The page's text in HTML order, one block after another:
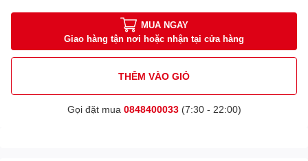
MUA NGAY
Giao hàng tận nơi hoặc nhận tại cửa hàng
THÊM VÀO GIỎ
Gọi đặt mua 0848400033(7:30 - 22:00)